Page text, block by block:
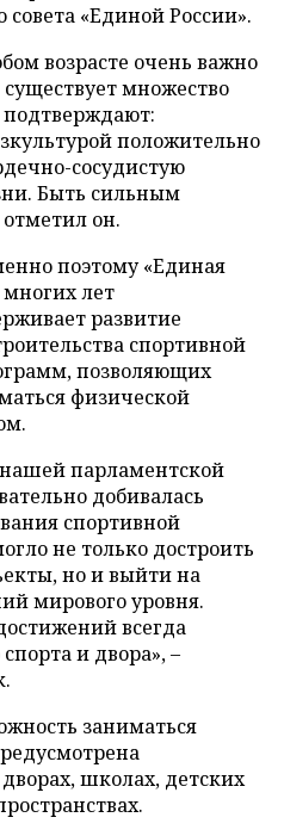
«Единой России».
возрасте очень важно
множество
положительно
сосудистую
Быть сильным
он.
поэтому «Единая
лет
развитие
спортивной
позволяющих
физической
парламентской
добивалась
спортивной
не только достроить
но и выйти на
мирового уровня.
всегда
и двора», –
заниматься
школах, детских